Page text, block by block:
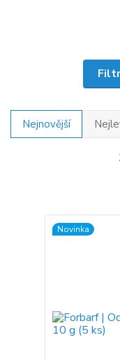
Nejnovější
Novinka